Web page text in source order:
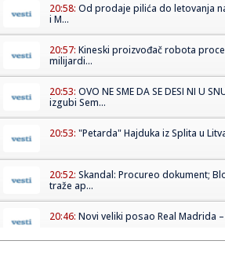
20:58: Od prodaje pilića do letovanja
i M...
20:57: Kineski proizvođač robota
milijardi...
20:53: OVO NE SME DA SE DESI NI U
izgubi Sem...
20:53: "Petarda" Hajduka iz Splita u
20:52: Skandal: Procureo dokument;
traže ap...
20:46: Novi veliki posao Real Madrida